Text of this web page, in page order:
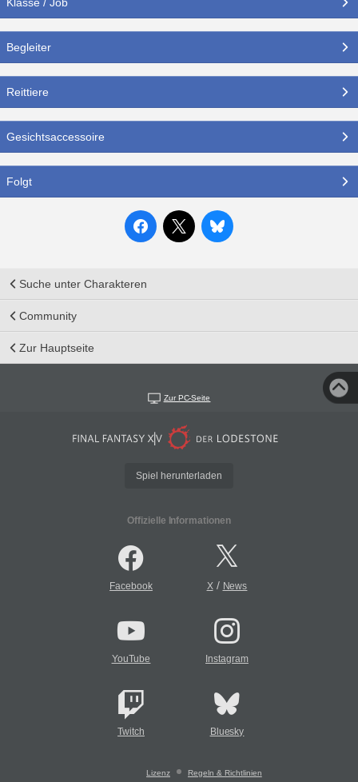
Begleiter
Reittiere
Gesichtsaccessoire
Folgt
Suche unter Charakteren
Community
Zur Hauptseite
Zur PC-Seite
Spiel herunterladen
Offizielle Informationen
Facebook X/ News
YouTube Instagram
Twitch Bluesky
Lizenz Regeln & Richtlinien